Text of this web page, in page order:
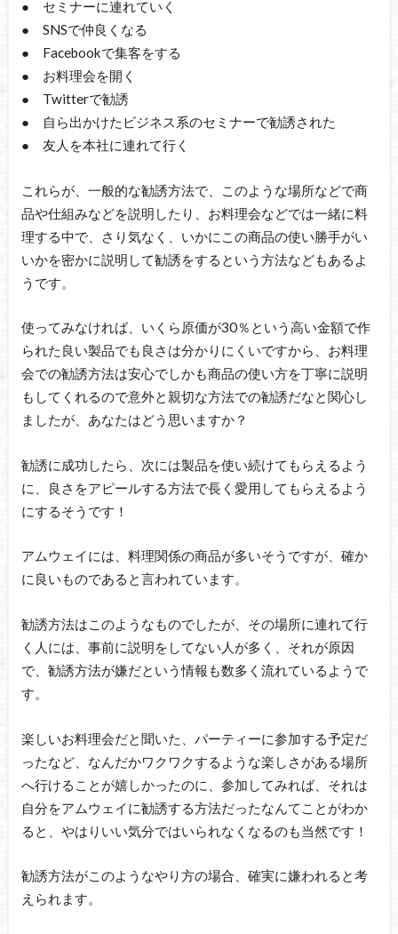
● セミナーに連れていく
● SNSで仲良くなる
● Facebookで集客をする
● お料理会を開く
● Twitterで勧誘
● 自ら出かけたビジネス系のセミナーで勧誘された
● 友人を本社に連れて行く
これらが、一般的な勧誘方法で、このような場所などで商
品や仕組みなどを説明したり、お料理会などでは一緒に料
理する中で、さり気なく、いかにこの商品の使い勝手がい
いかを密かに説明して勧誘をするという方法などもあるよ
うです。
使ってみなければ、いくら原価が30％という高い金額で作
られた良い製品でも良さは分かりにくいですから、お料理
会での勧誘方法は安心でしかも商品の使い方を丁寧に説明
もしてくれるので意外と親切な方法での勧誘だなと関心し
ましたが、あなたはどう思いますか？
勧誘に成功したら、次には製品を使い続けてもらえるよう
に、良さをアピールする方法で長く愛用してもらえるよう
にするそうです！
アムウェイには、料理関係の商品が多いそうですが、確か
に良いものであると言われています。
勧誘方法はこのようなものでしたが、その場所に連れて行
く人には、事前に説明をしてない人が多く、それが原因
で、勧誘方法が嫌だという情報も数多く流れているようで
す。
楽しいお料理会だと聞いた、パーティーに参加する予定だ
ったなど、なんだかワクワクするような楽しさがある場所
へ行けることが嬉しかったのに、参加してみれば、それは
自分をアムウェイに勧誘する方法だったなんてことがわか
ると、やはりいい気分ではいられなくなるのも当然です！
勧誘方法がこのようなやり方の場合、確実に嫌われると考
えられます。